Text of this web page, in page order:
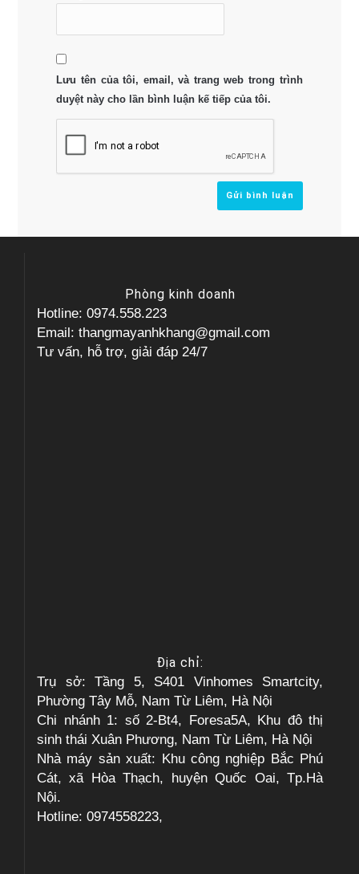
Lưu tên của tôi, email, và trang web trong trình
duyệt này cho lần bình luận kế tiếp của tôi.
Phòng kinh doanh
Hotline: 0974.558.223
Email: thangmayanhkhang@gmail.com
Tư vấn, hỗ trợ, giải đáp 24/7
Địa chỉ:
Trụ sở: Tầng 5, S401 Vinhomes Smartcity,
Phường Tây Mỗ, Nam Từ Liêm, Hà Nội
Chi nhánh 1: số 2-Bt4, Foresa5A, Khu đô thị
sinh thái Xuân Phương, Nam Từ Liêm, Hà Nội
Nhà máy sản xuất: Khu công nghiệp Bắc Phú
Cát, xã Hòa Thạch, huyện Quốc Oai, Tp.Hà
Nội.
Hotline: 0974558223,